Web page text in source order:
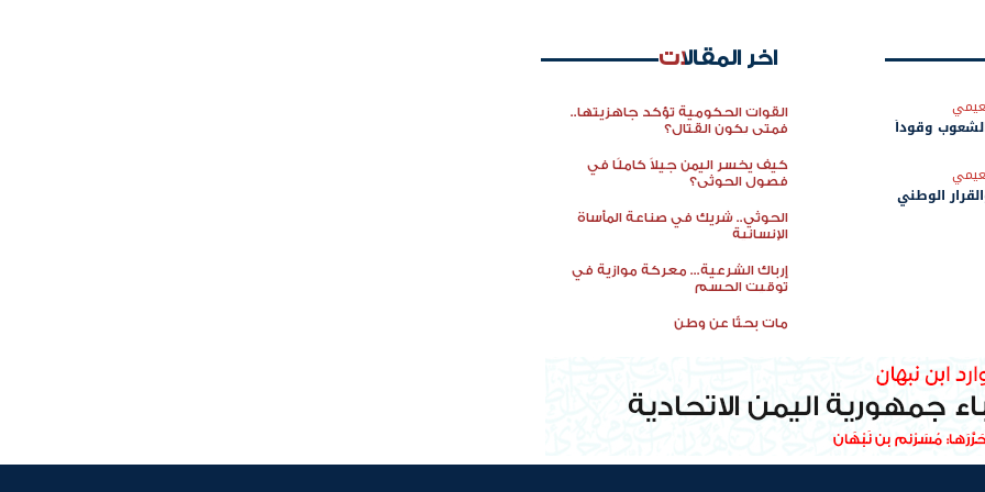
الشعوب وقوداً
الوطني
اخر المقالات
القوات الحكومية تؤكد جاهزيتها..
فمتى يكون القتال؟
كيف يخسر اليمن جيلاً كاملًا في
فصول الحوثي؟
الحوثي.. شريك في صناعة المأساة
الإنسانية
إرباك الشرعية... معركة موازية في
توقيت الحسم
مات بحثًا عن وطن